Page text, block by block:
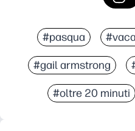
#pasqua
#gail armstrong
#oltre 20 minuti